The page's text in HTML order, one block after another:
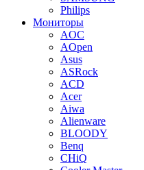
Philips
Мониторы
AOC
AOpen
Asus
ASRock
ACD
Acer
Aiwa
Alienware
BLOODY
Benq
CHiQ